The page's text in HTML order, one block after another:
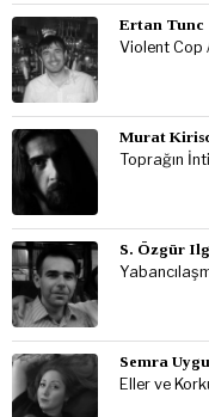
Ertan Tunc
Violent Cop
Murat
Toprağın
S. Özgür
Semra
Eller ve